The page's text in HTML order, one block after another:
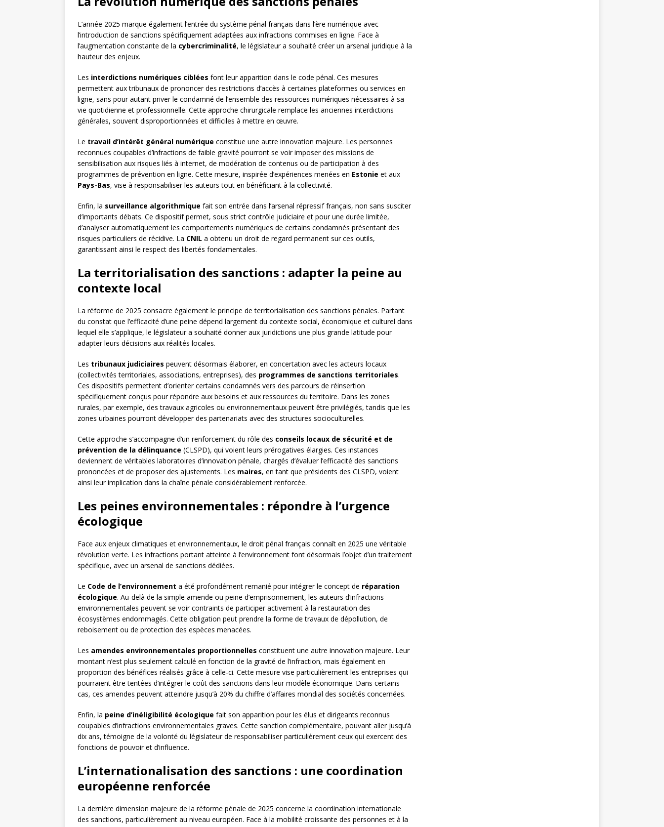
L’année 2025 marque également l’entrée du système pénal français dans l’ère numérique avec
l’introduction de sanctions spécifiquement adaptées aux infractions commises en ligne. Face à
l’augmentation constante de la cybercriminalité, le législateur a souhaité créer un arsenal juridique à la
hauteur des enjeux.
Les interdictions numériques ciblées font leur apparition dans le code pénal. Ces mesures
permettent aux tribunaux de prononcer des restrictions d’accès à certaines plateformes ou services en
ligne, sans pour autant priver le condamné de l’ensemble des ressources numériques nécessaires à sa
vie quotidienne et professionnelle. Cette approche chirurgicale remplace les anciennes interdictions
générales, souvent disproportionnées et difficiles à mettre en œuvre.
Le travail d’intérêt général numérique constitue une autre innovation majeure. Les personnes
reconnues coupables d’infractions de faible gravité pourront se voir imposer des missions de
sensibilisation aux risques liés à internet, de modération de contenus ou de participation à des
programmes de prévention en ligne. Cette mesure, inspirée d’expériences menées en Estonie et aux
Pays-Bas, vise à responsabiliser les auteurs tout en bénéficiant à la collectivité.
Enfin, la surveillance algorithmique fait son entrée dans l’arsenal répressif français, non sans susciter
d’importants débats. Ce dispositif permet, sous strict contrôle judiciaire et pour une durée limitée,
d’analyser automatiquement les comportements numériques de certains condamnés présentant des
risques particuliers de récidive. La CNIL a obtenu un droit de regard permanent sur ces outils,
garantissant ainsi le respect des libertés fondamentales.
La territorialisation des sanctions : adapter la peine au
contexte local
La réforme de 2025 consacre également le principe de territorialisation des sanctions pénales. Partant
du constat que l’efficacité d’une peine dépend largement du contexte social, économique et culturel dans
lequel elle s’applique, le législateur a souhaité donner aux juridictions une plus grande latitude pour
adapter leurs décisions aux réalités locales.
Les tribunaux judiciaires peuvent désormais élaborer, en concertation avec les acteurs locaux
(collectivités territoriales, associations, entreprises), des programmes de sanctions territoriales.
Ces dispositifs permettent d’orienter certains condamnés vers des parcours de réinsertion
spécifiquement conçus pour répondre aux besoins et aux ressources du territoire. Dans les zones
rurales, par exemple, des travaux agricoles ou environnementaux peuvent être privilégiés, tandis que les
zones urbaines pourront développer des partenariats avec des structures socioculturelles.
Cette approche s’accompagne d’un renforcement du rôle des conseils locaux de sécurité et de
prévention de la délinquance (CLSPD), qui voient leurs prérogatives élargies. Ces instances
deviennent de véritables laboratoires d’innovation pénale, chargés d’évaluer l’efficacité des sanctions
prononcées et de proposer des ajustements. Les maires, en tant que présidents des CLSPD, voient
ainsi leur implication dans la chaîne pénale considérablement renforcée.
Les peines environnementales : répondre à l’urgence
écologique
Face aux enjeux climatiques et environnementaux, le droit pénal français connaît en 2025 une véritable
révolution verte. Les infractions portant atteinte à l’environnement font désormais l’objet d’un traitement
spécifique, avec un arsenal de sanctions dédiées.
Le Code de l’environnement a été profondément remanié pour intégrer le concept de réparation
écologique. Au-delà de la simple amende ou peine d’emprisonnement, les auteurs d’infractions
environnementales peuvent se voir contraints de participer activement à la restauration des
écosystèmes endommagés. Cette obligation peut prendre la forme de travaux de dépollution, de
reboisement ou de protection des espèces menacées.
Les amendes environnementales proportionnelles constituent une autre innovation majeure. Leur
montant n’est plus seulement calculé en fonction de la gravité de l’infraction, mais également en
proportion des bénéfices réalisés grâce à celle-ci. Cette mesure vise particulièrement les entreprises qui
pourraient être tentées d’intégrer le coût des sanctions dans leur modèle économique. Dans certains
cas, ces amendes peuvent atteindre jusqu’à 20% du chiffre d’affaires mondial des sociétés concernées.
Enfin, la peine d’inéligibilité écologique fait son apparition pour les élus et dirigeants reconnus
coupables d’infractions environnementales graves. Cette sanction complémentaire, pouvant aller jusqu’à
dix ans, témoigne de la volonté du législateur de responsabiliser particulièrement ceux qui exercent des
fonctions de pouvoir et d’influence.
L’internationalisation des sanctions : une coordination
européenne renforcée
La dernière dimension majeure de la réforme pénale de 2025 concerne la coordination internationale
des sanctions, particulièrement au niveau européen. Face à la mobilité croissante des personnes et à la